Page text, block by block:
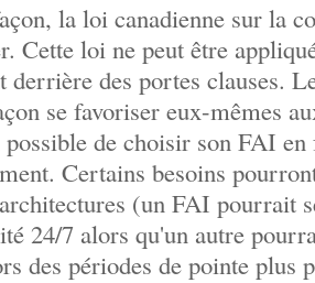
la loi canadienne sur la
Cette loi ne peut être
derrière des portes clauses.
se favoriser eux-mêmes
possible de choisir son FAI
Certains besoins
(un FAI pourrait
24/7 alors qu'un autre
des périodes de pointe plus